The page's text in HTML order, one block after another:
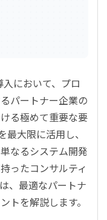
において、プロ
パートナー企業の
る極めて重要な要
大限に活用し、
なるシステム開発
ったコンサルティ
、最適なパートナ
トを解説します。